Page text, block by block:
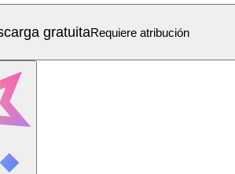
gratuitaRequiere atribución